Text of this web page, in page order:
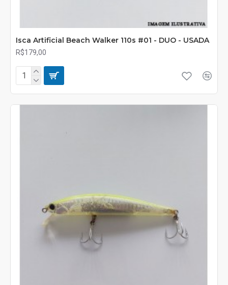
Isca Artificial Beach Walker 110s #01 - DUO - USADA
R$179,00